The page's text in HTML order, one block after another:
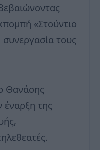
«Στούντιο
τους
Θανάσης
της